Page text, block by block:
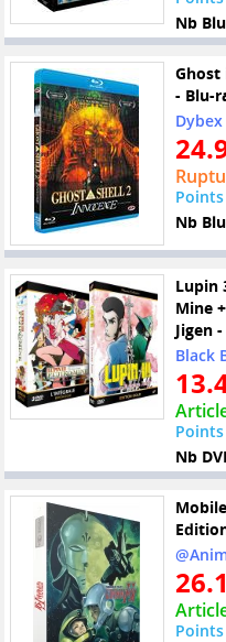
Nb
Ghost
- Blu-
Dybex
Nb
Lupin
Mine
Jigen
Black
Nb